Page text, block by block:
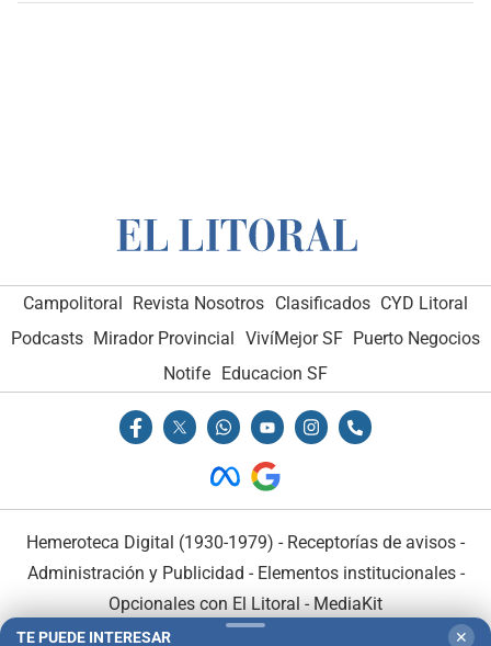
Campolitoral Revista Nosotros Clasificados CYD Litoral
Podcasts Mirador Provincial VivíMejor SF Puerto Negocios
Notife
Educacion SF
Hemeroteca Digital (1930-1979) - Receptorías de avisos -
Administración y Publicidad - Elementos institucionales-
Opcionales con El Litoral - MediaKit
TE PUEDE INTERESAR ✕